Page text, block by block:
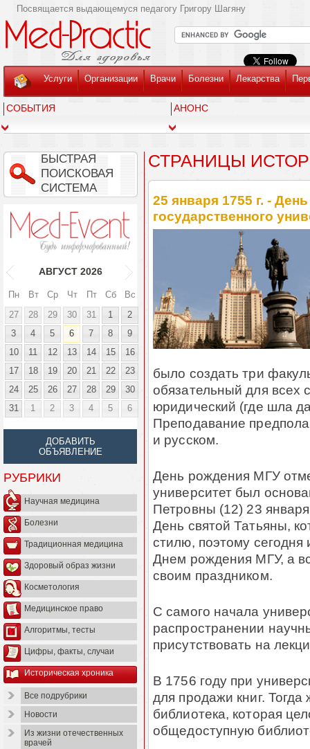
Посвящается выдающемуся педагогу Григору Шагяну
Услуги Организации Врачи Болезни Лекарства
СОБЫТИЯ АНОНС
БЫСТРАЯ
ПОИСКОВАЯ
СИСТЕМА
АВГУСТ 2026
Пн Вт Ср Чт Пт Сб
Вс
27
28 29 30 31 1
2
3
4 5 6 7 8
9
10
11 12 13 14 15
16
17
18 19 20 21 22
23
24
25 26 27 28 29
30
31
1 2 3 4 5 6
ДОБАВИТЬ
ОБЪЯВЛЕНИЕ
РУБРИКИ
Научная медицина
Болезни
Традиционная медицина
Здоровый образ жизни
Косметология
Медицинское право
Алгоритмы, тесты
Цифры, факты, случаи
Историческая хроника
Все подрубрики
Новости
Из жизни отечественных
врачей
СТРАНИЦЫ
25 января 1755 г. -
государственного
было создать три
обязательный для всех
юридический (где шла
Преподавание
и русском.
День рождения МГУ
университет был
Петровны (12) 23
День святой Татьяны,
стилю, поэтому сегодня
Днем рождения МГУ, а
своим праздником.
С самого начала
распространении
присутствовать на
В 1756 году при
для продажи книг.
библиотека, которая
общедоступную